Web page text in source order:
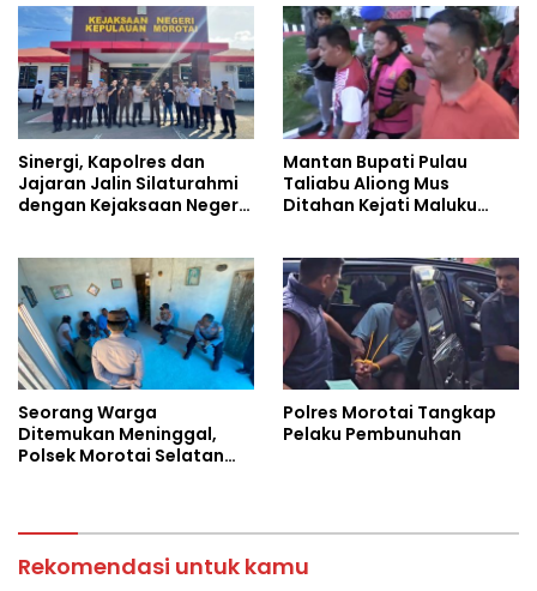
Sinergi, Kapolres dan
Jajaran Jalin Silaturahmi
dengan Kejaksaan Negeri
Mantan Bupati Pulau
Taliabu Aliong Mus
Ditahan Kejati Maluku
Seorang Warga
Ditemukan Meninggal,
Polsek Morotai Selatan
Polres Morotai Tangkap
Pelaku Pembunuhan
Rekomendasi untuk kamu